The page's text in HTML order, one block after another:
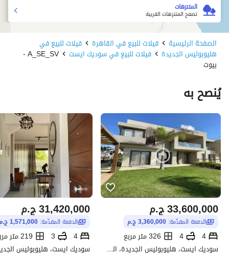
المتنزهات
تصفح المتنزهات القريبة
الصفحة الرئيسية فيلات للبيع في القاهرة فيلات للبيع في
هليوبوليس الجديدة فيلات للبيع في سوديك ايست A_SE_SV -
بيوت
يُنصح به
ج.م33,600,000
الدفعة المقدّمة: 3,360,000 ج.م
4
4
326 متر مربع
سوديك ايست، هليوبوليس الجديدة، القاهرة
ج.م31,420,000
الدفعة المقدّمة: 1,571,000 ج.م
4
3 219 متر مربع